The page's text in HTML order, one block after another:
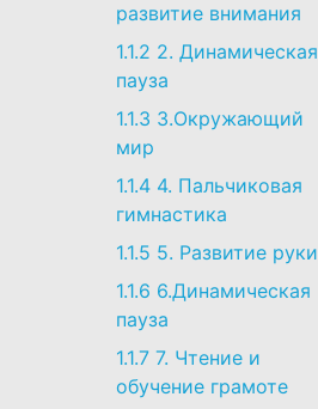
развитие внимания
1.1.2 2. Динамическая
пауза
1.1.3 3.Окружающий
мир
1.1.4 4. Пальчиковая
гимнастика
1.1.5 5. Развитие руки
1.1.6 6.Динамическая
пауза
1.1.7 7. Чтение и
обучение грамоте